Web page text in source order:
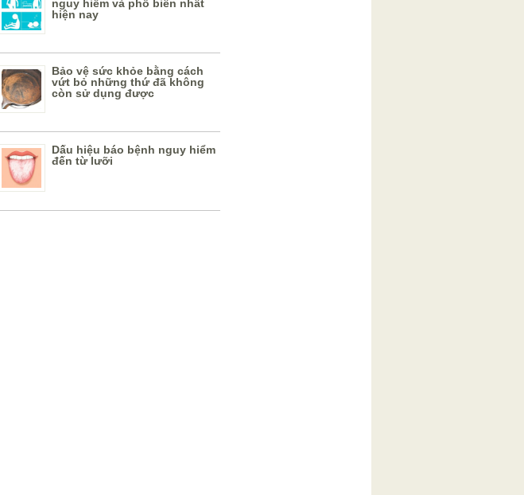
nguy hiểm và phổ biến nhất
hiện nay
Bảo vệ sức khỏe bằng cách
vứt bỏ những thứ đã không
còn sử dụng được
Dấu hiệu báo bệnh nguy hiểm
đến từ lưỡi